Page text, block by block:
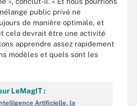
public privé ne
de manière optimale, et
cela devrait être une activité
apprendre assez rapidement
modèles et quels sont les
LeMagIT :
Artificielle, la